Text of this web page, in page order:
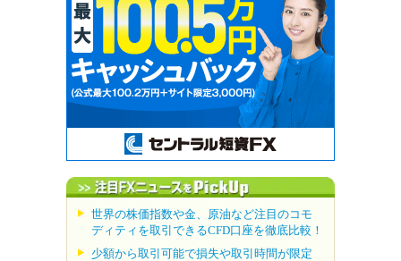
世界の株価指数や金、原油など注目のコモ
ディティを取引できるCFD口座を徹底比較！
少額から取引可能で損失や取引時間が限定